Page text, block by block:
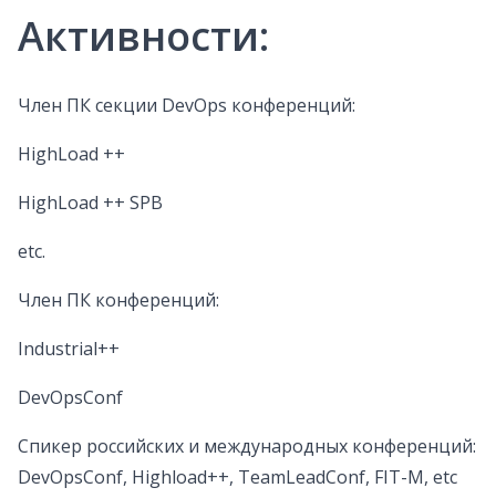
Активности:
Член ПК секции DevOps конференций:
HighLoad ++
HighLoad ++ SPB
etc.
Член ПК конференций:
Industrial++
DevOpsConf
Спикер российских и международных конференций:
DevOpsConf, Highload++, TeamLeadConf, FIT-M, etc